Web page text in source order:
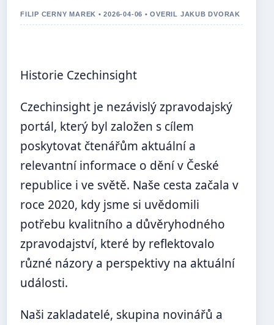
FILIP CERNY MAREK • 2026-04-06 • OVERIL JAKUB DVORAK
Historie Czechinsight
Czechinsight je nezávislý zpravodajský
portál, který byl založen s cílem
poskytovat čtenářům aktuální a
relevantní informace o dění v České
republice i ve světě. Naše cesta začala v
roce 2020, kdy jsme si uvědomili
potřebu kvalitního a důvěryhodného
zpravodajství, které by reflektovalo
různé názory a perspektivy na aktuální
události.
Naši zakladatelé, skupina novinářů a